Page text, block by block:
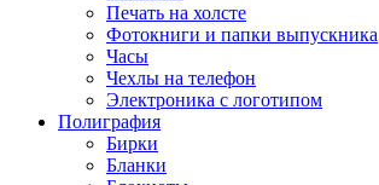
Печать на холсте
Фотокниги и папки выпускника
Часы
Чехлы на телефон
Электроника с логотипом
Полиграфия
Бирки
Бланки